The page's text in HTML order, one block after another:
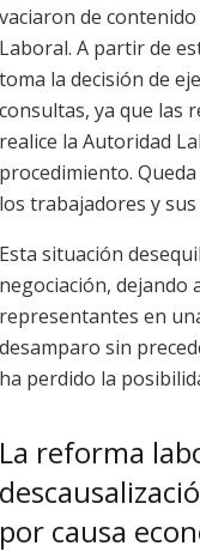
vaciaron de
Laboral. A partir de
toma la decisión de
consultas, ya que las
realice la Autoridad
procedimiento.
los trabajadores y
Esta situación
negociación, dejando
representantes en
desamparo sin
ha perdido la
La reforma
por causa